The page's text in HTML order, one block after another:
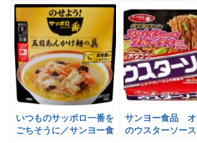
いつものサッポロ一番を
ごちそうに／サンヨー食
サンヨー食品 オ
のウスターソー